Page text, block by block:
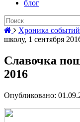
блог
Хроника
школу, 1 сентября
Славочка
2016
Опубликовано: